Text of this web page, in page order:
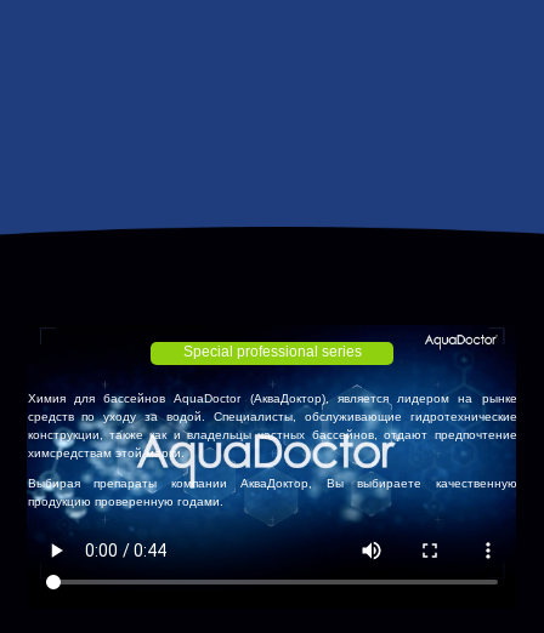
Special professional series
Химия для бассейнов AquaDoctor (АкваДоктор), является лидером на рынке
средств по уходу за водой. Специалисты, обслуживающие гидротехнические
конструкции, также как и владельцы частных бассейнов, отдают предпочтение
химсредствам этой марки.
Выбирая препараты компании АкваДоктор, Вы выбираете качественную
продукцию проверенную годами.